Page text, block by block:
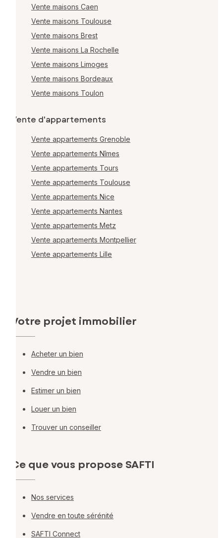
Vente maisons Caen
Vente maisons Toulouse
Vente maisons Brest
Vente maisons La Rochelle
Vente maisons Limoges
Vente maisons Bordeaux
Vente maisons Toulon
Vente d'appartements
Vente appartements Grenoble
Vente appartements Nîmes
Vente appartements Tours
Vente appartements Toulouse
Vente appartements Nice
Vente appartements Nantes
Vente appartements Metz
Vente appartements Montpellier
Vente appartements Lille
Votre projet immobilier
Acheter un bien
Vendre un bien
Estimer un bien
Louer un bien
Trouver un conseiller
Ce que vous propose SAFTI
Nos services
Vendre en toute sérénité
SAFTI Connect